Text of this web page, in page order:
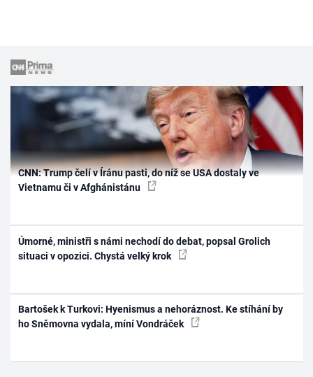
CNN: Trump čelí v Íránu pasti, do níž se USA dostaly ve
Vietnamu či v Afghánistánu
Úmorné, ministři s námi nechodí do debat, popsal Grolich
situaci v opozici. Chystá velký krok
Bartošek k Turkovi: Hyenismus a nehoráznost. Ke stíhání by
ho Sněmovna vydala, míní Vondráček